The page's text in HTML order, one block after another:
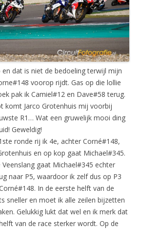
dat is niet de bedoeling terwijl mijn
voorop rijdt. Gas op die lollie
pak ik Camiel#12 en Dave#58 terug.
komt Jarco Grotenhuis mij voorbij
R1… Wat een gruwelijk mooi ding
Geweldig!
ronde rij ik 4e, achter Corné#148,
en op kop gaat Michael#345.
gaat Michael#345 echter
naar P5, waardoor ik zelf dus op P3
In de eerste helft van de
sneller en moet ik alle zeilen bijzetten
Gelukkig lukt dat wel en ik merk dat
van de race sterker wordt. Op de